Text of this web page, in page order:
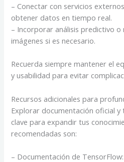
– Conectar con servicios
obtener datos en tiempo real.
– Incorporar análisis predictivo
imágenes si es necesario.
Recuerda siempre mantener el
y usabilidad para evitar
Recursos adicionales para
Explorar documentación oficial
clave para expandir tus
recomendadas son:
– Documentación de TensorFlow: